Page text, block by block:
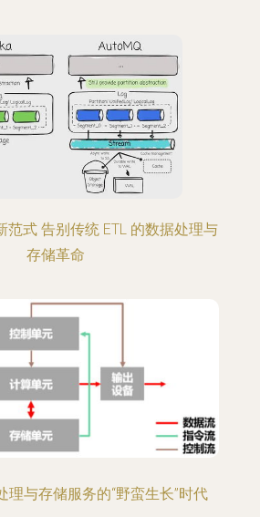
范式 告别传统 ETL 的数据处理与
存储革命
理与存储服务的“野蛮生长”时代